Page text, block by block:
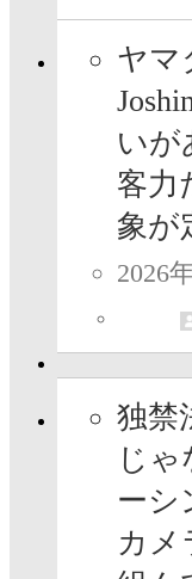
ヤマ
いが
客力
象が
2026
独禁
じ
ーシ
カメ